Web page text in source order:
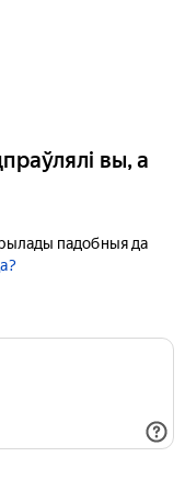
вы, а
падобныя да